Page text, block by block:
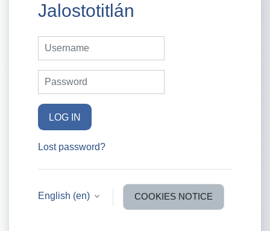
Jalostotitlán
Username
Password
LOG IN
Lost password?
English ‎(en)‎ COOKIES NOTICE